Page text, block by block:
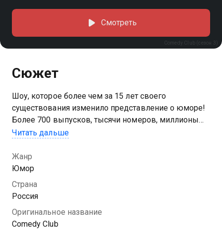
Comedy Club (сезон 3)
Смотреть
Сюжет
Шоу, которое более чем за 15 лет своего
существования изменило представление о юморе!
Более 700 выпусков, тысячи номеров, миллионы
шуток и зрителей по всему миру. Comedy Club — это
и топовые гости. Смотрите и смейтесь вместе с
любимыми резидентами!
Посмотреть онлайн 3 сезон сериала Comedy Club вы
качестве на МетроТВ
Читать дальше
Жанр
Юмор
Страна
Россия
Оригинальное название
Comedy Club